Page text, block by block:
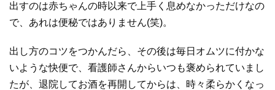
出すのは赤ちゃんの時以来で上手く息めなかっただけなの
で、あれは便秘ではありません(笑)。
出し方のコツをつかんだら、その後は毎日オムツに付かな
いような快便で、看護師さんからいつも褒められていまし
たが、退院してお酒を再開してからは、時々柔らかくなっ